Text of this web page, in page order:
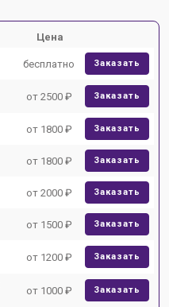
Цена
бесплатно Заказать
от 2500 ₽ Заказать
от 1800 ₽ Заказать
от 1800 ₽ Заказать
от 2000 ₽ Заказать
от 1500 ₽ Заказать
от 1200 ₽ Заказать
от 1000 ₽ Заказать